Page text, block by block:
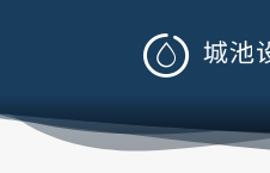
